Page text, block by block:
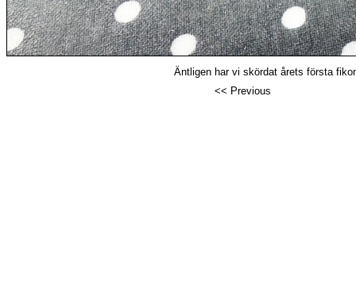
Äntligen har vi skördat årets första
<< Previous